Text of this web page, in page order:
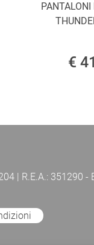
PANTALONI
€
| R.E.A.: 351290